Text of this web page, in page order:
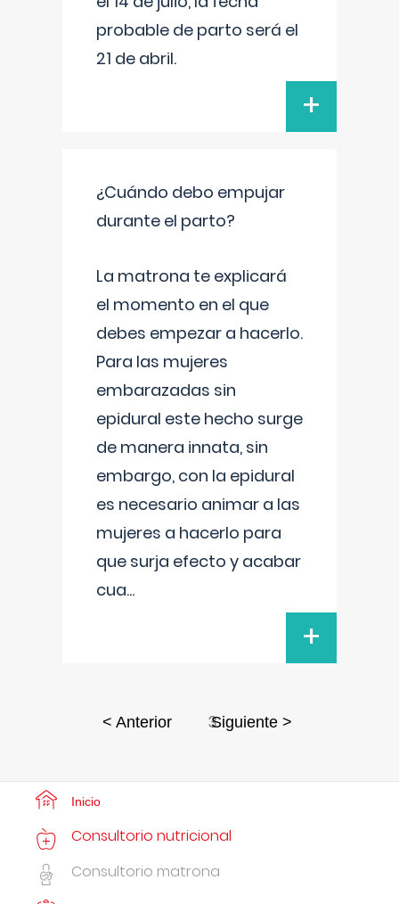
probable de parto será el
21 de abril.
+
¿Cuándo debo empujar
durante el parto?
La matrona te explicará
el momento en el que
debes empezar a hacerlo.
Para las mujeres
embarazadas sin
epidural este hecho surge
de manera innata, sin
embargo, con la epidural
es necesario animar a las
mujeres a hacerlo para
que surja efecto y acabar
cua...
+
< Anterior 3Siguiente >
Inicio
Consultorio nutricional
Consultorio matrona